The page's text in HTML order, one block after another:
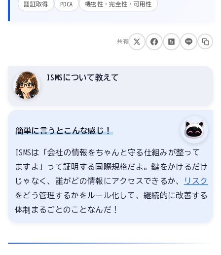
認証取得 PDCA 機密性・完全性・可用性
共有
ISMSについて教えて
簡単に言うとこんな感じ！
ISMSは「会社の情報をちゃんと守る仕組みが整って
ますよ」って証明する国際規格だよ。鍵をかけるだけ
じゃなく、誰がどの情報にアクセスできるか、
リスク
をどう管理するかをルール化して、継続的に改善する
体制まるごとのことなんだ！